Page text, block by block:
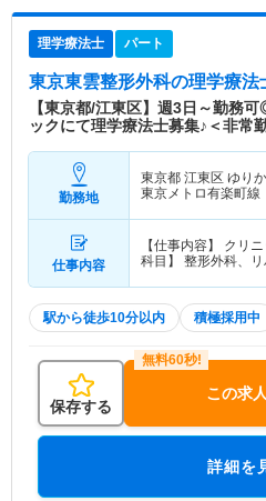
理学療法士 パート
東京東雲整形外科の理学療法
【東京都/江東区】週3日～勤務
ックにて理学療法士募集♪＜非常
勤務地
東京都 江東区 ゆり
東京メトロ有楽町線
仕事内容
【仕事内容】 クリニッ
科目】 整形外科、
駅から徒歩10分以内 積極採用中
保存する
この求
詳細を